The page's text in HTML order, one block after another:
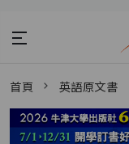
首頁 英語原文書